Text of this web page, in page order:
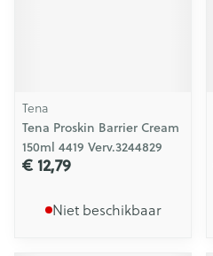
Tena
Tena Proskin Barrier Cream
150ml 4419 Verv.3244829
€ 12,79
Niet beschikbaar